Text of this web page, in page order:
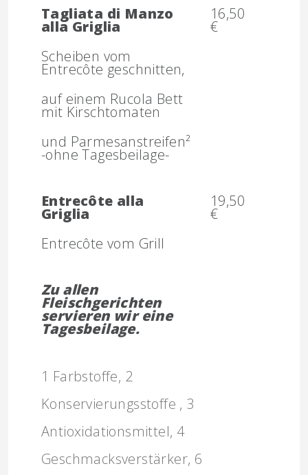
Tagliata di Manzo
alla Griglia
16,50
€
Scheiben vom
Entrecôte geschnitten,
auf einem Rucola Bett
mit Kirschtomaten
und Parmesanstreifen²
-ohne Tagesbeilage-
Entrecôte alla
Griglia
19,50
€
Entrecôte vom Grill
Zu allen
Fleischgerichten
servieren wir eine
Tagesbeilage.
1 Farbstoffe, 2
Konservierungsstoffe , 3
Antioxidationsmittel, 4
Geschmacksverstärker, 6